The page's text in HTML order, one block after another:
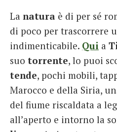
La natura è di per sé
di poco per trascorrere
indimenticabile. Qui a
suo torrente, lo puoi
tende, pochi mobili,
Marocco e della Siria,
del fiume riscaldata a
all’aperto e intorno la